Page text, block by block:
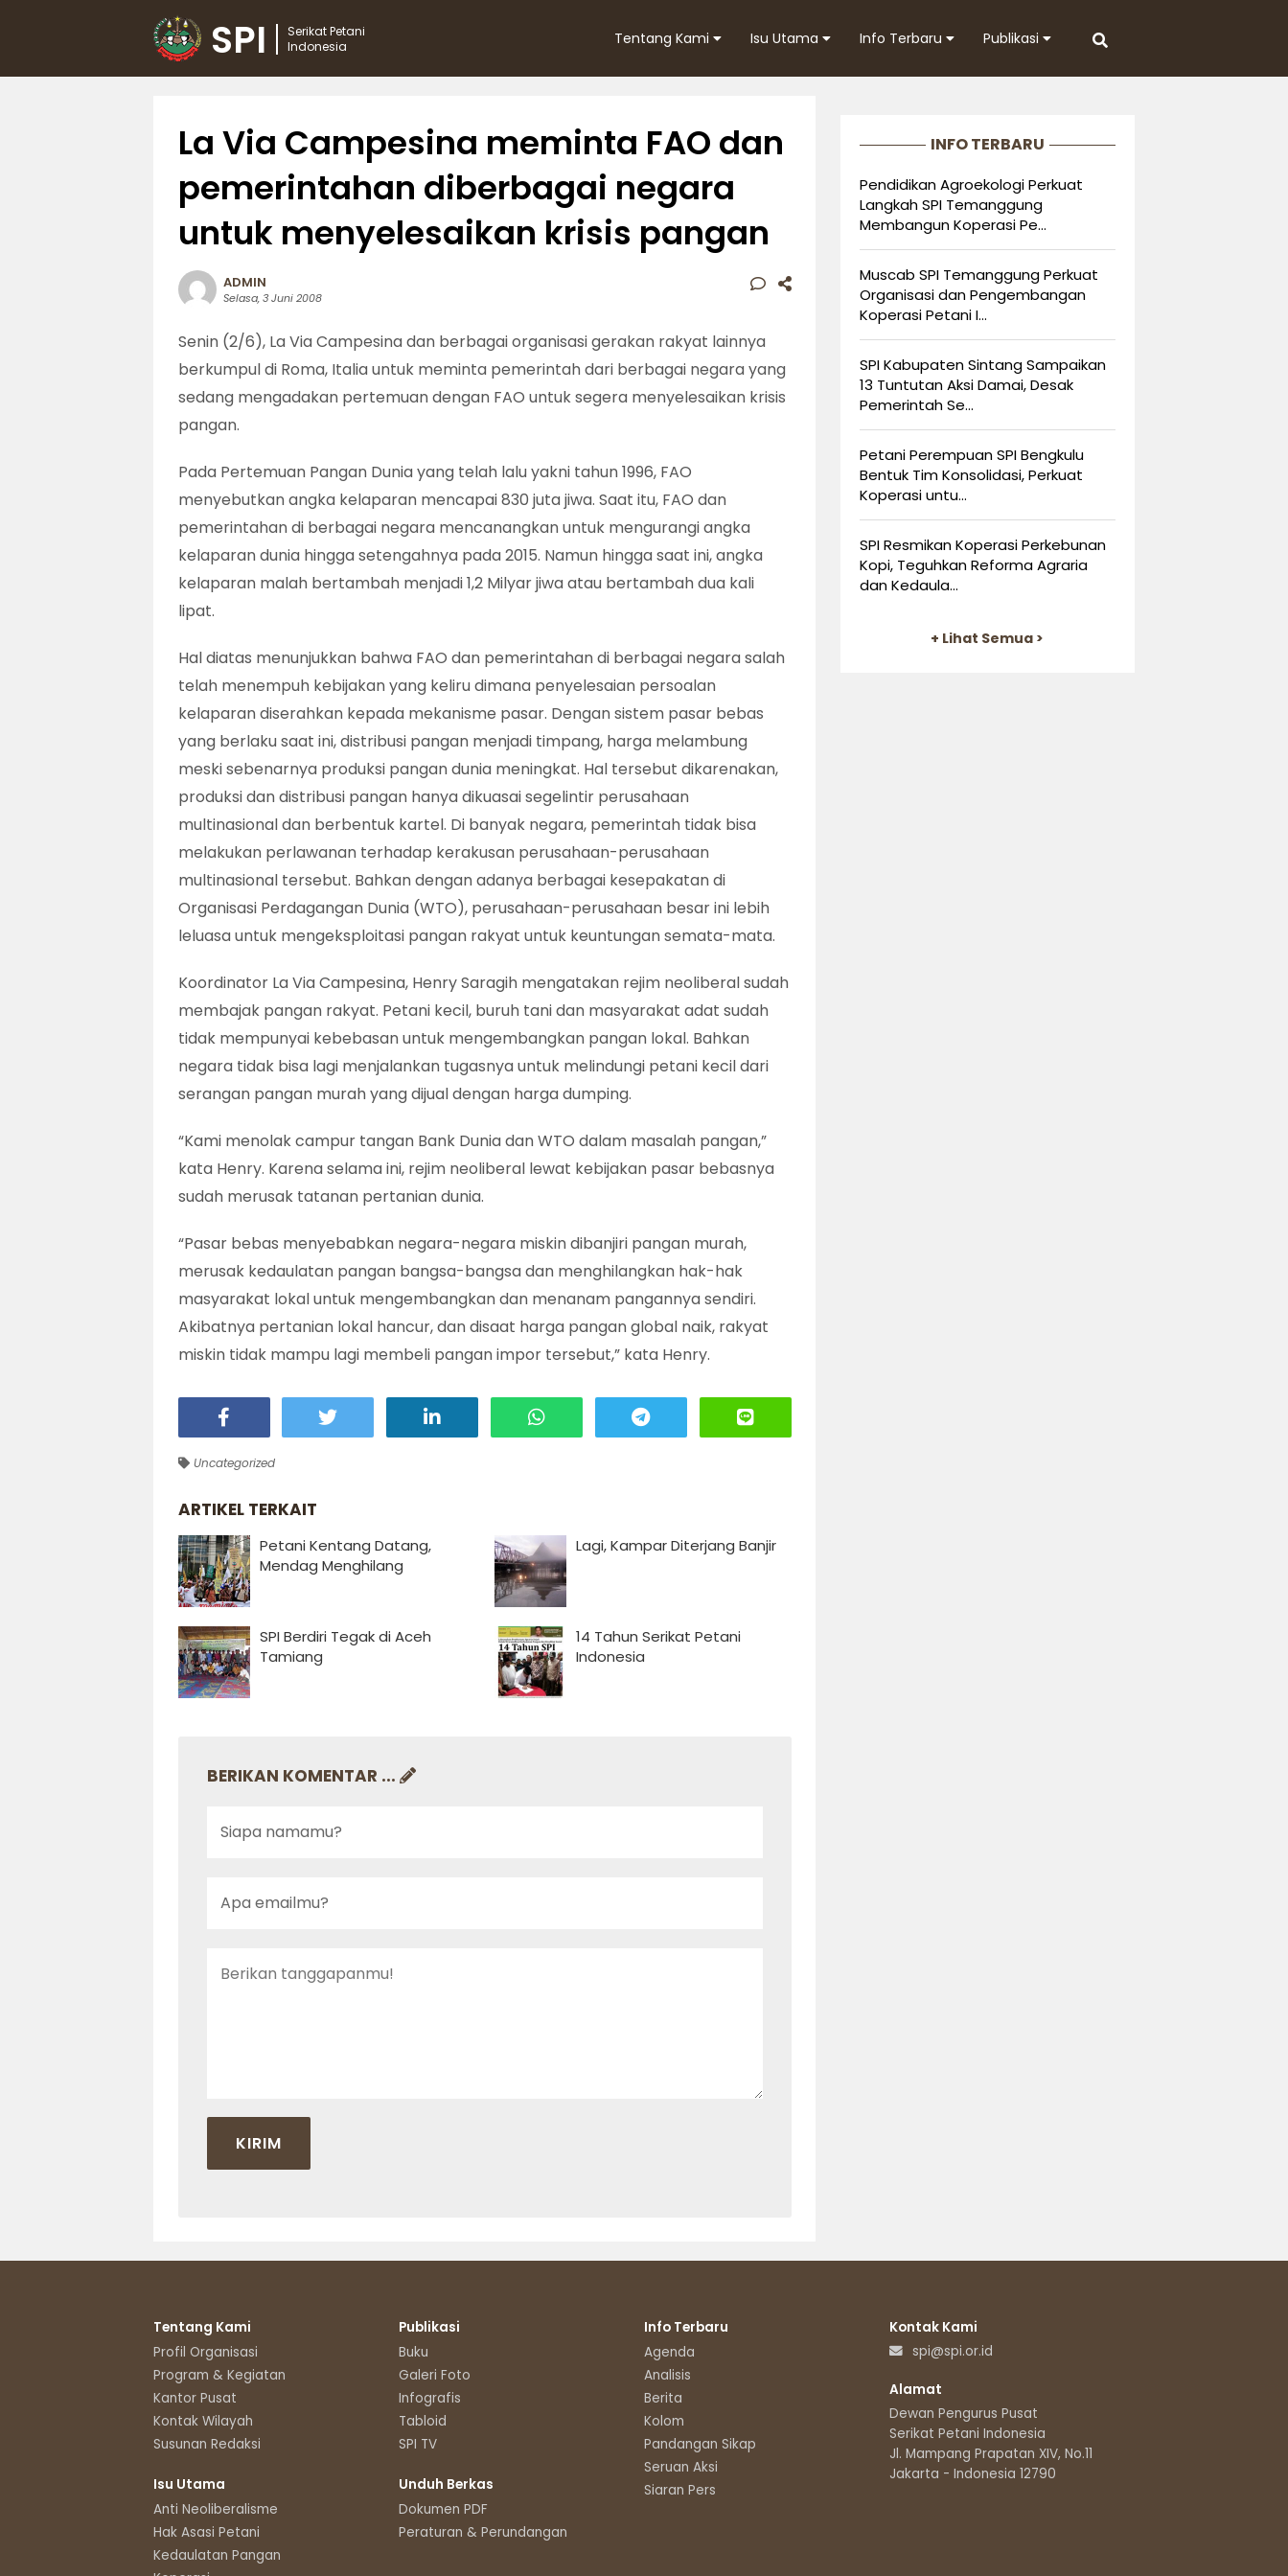
SPI
Serikat Petani
Indonesia
Tentang Kami Isu Utama Info Terbaru Publikasi
La Via Campesina meminta FAO dan
pemerintahan diberbagai negara
untuk menyelesaikan krisis pangan
ADMIN
Selasa, 3 Juni 2008
Senin (2/6), La Via Campesina dan berbagai organisasi gerakan rakyat lainnya
berkumpul di Roma, Italia untuk meminta pemerintah dari berbagai negara yang
sedang mengadakan pertemuan dengan FAO untuk segera menyelesaikan krisis
pangan.
Pada Pertemuan Pangan Dunia yang telah lalu yakni tahun 1996, FAO
menyebutkan angka kelaparan mencapai 830 juta jiwa. Saat itu, FAO dan
pemerintahan di berbagai negara mencanangkan untuk mengurangi angka
kelaparan dunia hingga setengahnya pada 2015. Namun hingga saat ini, angka
kelaparan malah bertambah menjadi 1,2 Milyar jiwa atau bertambah dua kali
lipat.
Hal diatas menunjukkan bahwa FAO dan pemerintahan di berbagai negara salah
telah menempuh kebijakan yang keliru dimana penyelesaian persoalan
kelaparan diserahkan kepada mekanisme pasar. Dengan sistem pasar bebas
yang berlaku saat ini, distribusi pangan menjadi timpang, harga melambung
meski sebenarnya produksi pangan dunia meningkat. Hal tersebut dikarenakan,
produksi dan distribusi pangan hanya dikuasai segelintir perusahaan
multinasional dan berbentuk kartel. Di banyak negara, pemerintah tidak bisa
melakukan perlawanan terhadap kerakusan perusahaan-perusahaan
multinasional tersebut. Bahkan dengan adanya berbagai kesepakatan di
Organisasi Perdagangan Dunia (WTO), perusahaan-perusahaan besar ini lebih
leluasa untuk mengeksploitasi pangan rakyat untuk keuntungan semata-mata.
Koordinator La Via Campesina, Henry Saragih mengatakan rejim neoliberal sudah
membajak pangan rakyat. Petani kecil, buruh tani dan masyarakat adat sudah
tidak mempunyai kebebasan untuk mengembangkan pangan lokal. Bahkan
negara tidak bisa lagi menjalankan tugasnya untuk melindungi petani kecil dari
serangan pangan murah yang dijual dengan harga dumping.
“Kami menolak campur tangan Bank Dunia dan WTO dalam masalah pangan,”
kata Henry. Karena selama ini, rejim neoliberal lewat kebijakan pasar bebasnya
sudah merusak tatanan pertanian dunia.
“Pasar bebas menyebabkan negara-negara miskin dibanjiri pangan murah,
merusak kedaulatan pangan bangsa-bangsa dan menghilangkan hak-hak
masyarakat lokal untuk mengembangkan dan menanam pangannya sendiri.
Akibatnya pertanian lokal hancur, dan disaat harga pangan global naik, rakyat
miskin tidak mampu lagi membeli pangan impor tersebut,” kata Henry.
Uncategorized
ARTIKEL TERKAIT
Petani Kentang Datang,
Mendag Menghilang
SPI Berdiri Tegak di Aceh
Tamiang
Lagi, Kampar Diterjang Banjir
14 Tahun Serikat Petani
Indonesia
BERIKAN KOMENTAR ...
INFO TERBARU
Pendidikan Agroekologi Perkuat
Langkah SPI Temanggung
Membangun Koperasi Pe...
Muscab SPI Temanggung Perkuat
Organisasi dan Pengembangan
Koperasi Petani I...
SPI Kabupaten Sintang Sampaikan
13 Tuntutan Aksi Damai, Desak
Pemerintah Se...
Petani Perempuan SPI Bengkulu
Bentuk Tim Konsolidasi, Perkuat
Koperasi untu...
SPI Resmikan Koperasi Perkebunan
Kopi, Teguhkan Reforma Agraria
dan Kedaula...
+ Lihat Semua >
Tentang Kami
Profil Organisasi
Program & Kegiatan
Kantor Pusat
Kontak Wilayah
Susunan Redaksi
Isu Utama
Anti Neoliberalisme
Hak Asasi Petani
Kedaulatan Pangan
Publikasi
Buku
Galeri Foto
Infografis
Tabloid
SPI TV
Unduh Berkas
Dokumen PDF
Peraturan & Perundangan
Info Terbaru
Agenda
Analisis
Berita
Kolom
Pandangan Sikap
Seruan Aksi
Siaran Pers
Kontak Kami
spi@spi.or.id
Alamat
Dewan Pengurus Pusat
Serikat Petani Indonesia
Jl. Mampang Prapatan XIV, No.11
Jakarta - Indonesia 12790